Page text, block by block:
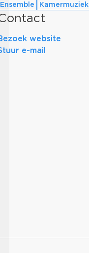
Ensemble Kamermuziek
website
e-mail